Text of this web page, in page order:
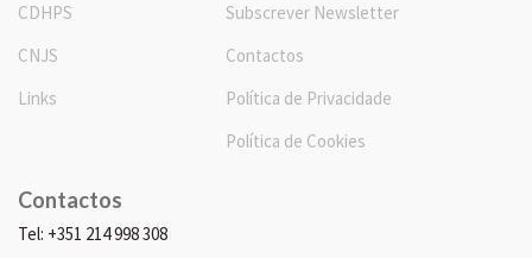
CDHPS
CNJS
Links
Subscrever Newsletter
Contactos
Política de Privacidade
Política de Cookies
Contactos
Tel: +351 214 998 308